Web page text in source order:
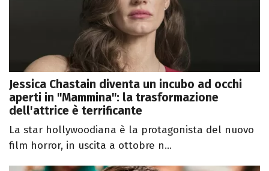
Jessica Chastain diventa un incubo ad occhi
aperti in "Mammina": la trasformazione
dell'attrice è terrificante
La star hollywoodiana è la protagonista del nuovo
film horror, in uscita a ottobre n...